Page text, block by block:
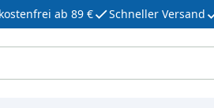
ab 89 € Schneller Versand